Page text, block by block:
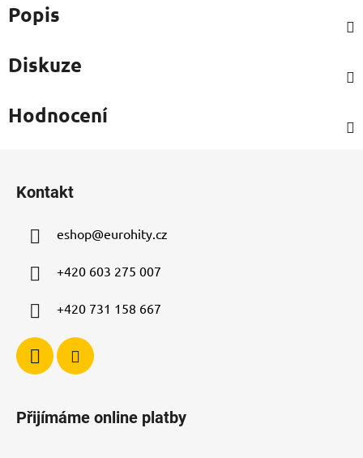
Popis
Diskuze
Hodnocení
Kontakt
eshop@eurohity.cz
+420 603 275 007
+420 731 158 667
Přijímáme online platby